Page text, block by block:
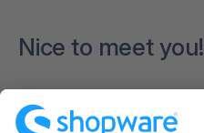
Nice to meet you!